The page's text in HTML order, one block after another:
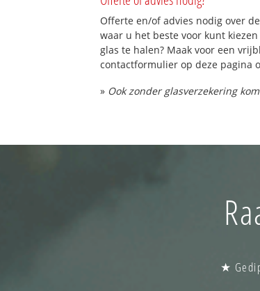
Offerte en/of advies nodig over
waar u het beste voor kunt
glas te halen? Maak voor een
contactformulier op deze pagina
» Ook zonder glasverzekering
★